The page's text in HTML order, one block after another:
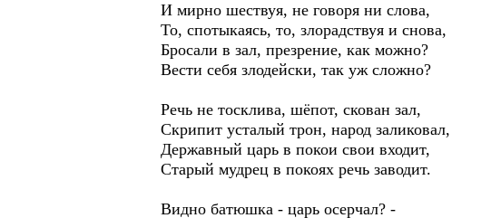
И мирно шествуя, не говоря ни слова,
То, спотыкаясь, то, злорадствуя и снова,
Бросали в зал, презрение, как можно?
Вести себя злодейски, так уж сложно?
Речь не тосклива, шёпот, скован зал,
Скрипит усталый трон, народ заликовал,
Державный царь в покои свои входит,
Старый мудрец в покоях речь заводит.
Видно батюшка - царь осерчал? -